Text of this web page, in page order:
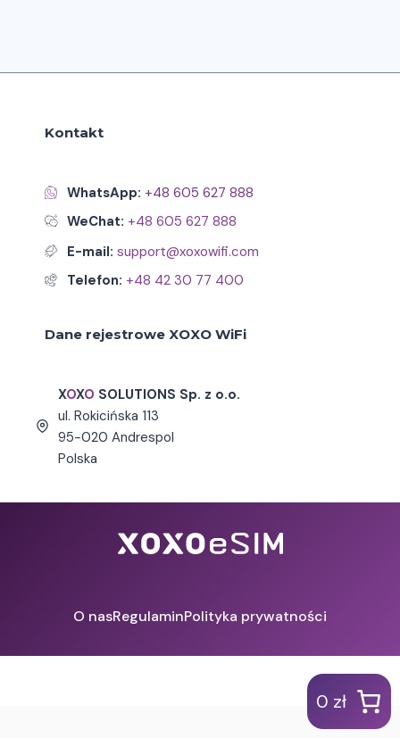
Kontakt
WhatsApp: +48 605 627 888
WeChat: +48 605 627 888
.
Telefon: +48 42 30 77 400
E-mail: support@xoxowifi.com
Dane rejestrowe XOXO WiFi
XOXO SOLUTIONS Sp. z o.o.
ul. Rokicińska 113
95-020 Andrespol
Polska
O nasRegulaminPolityka prywatności
0 zł